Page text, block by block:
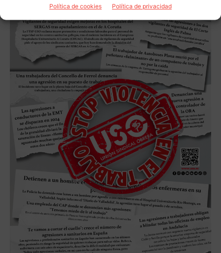
Política de cookies Política de privacidad